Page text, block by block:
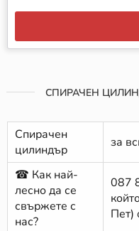
СПИРАЧЕН
Спирачен
цилиндър
за
☎ Как най-
лесно да се
свържете с
нас?
087
Пет)